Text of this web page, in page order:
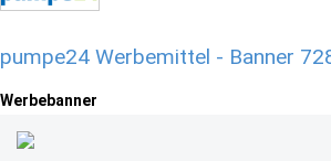
pumpe24 Werbemittel - Banner
Werbebanner